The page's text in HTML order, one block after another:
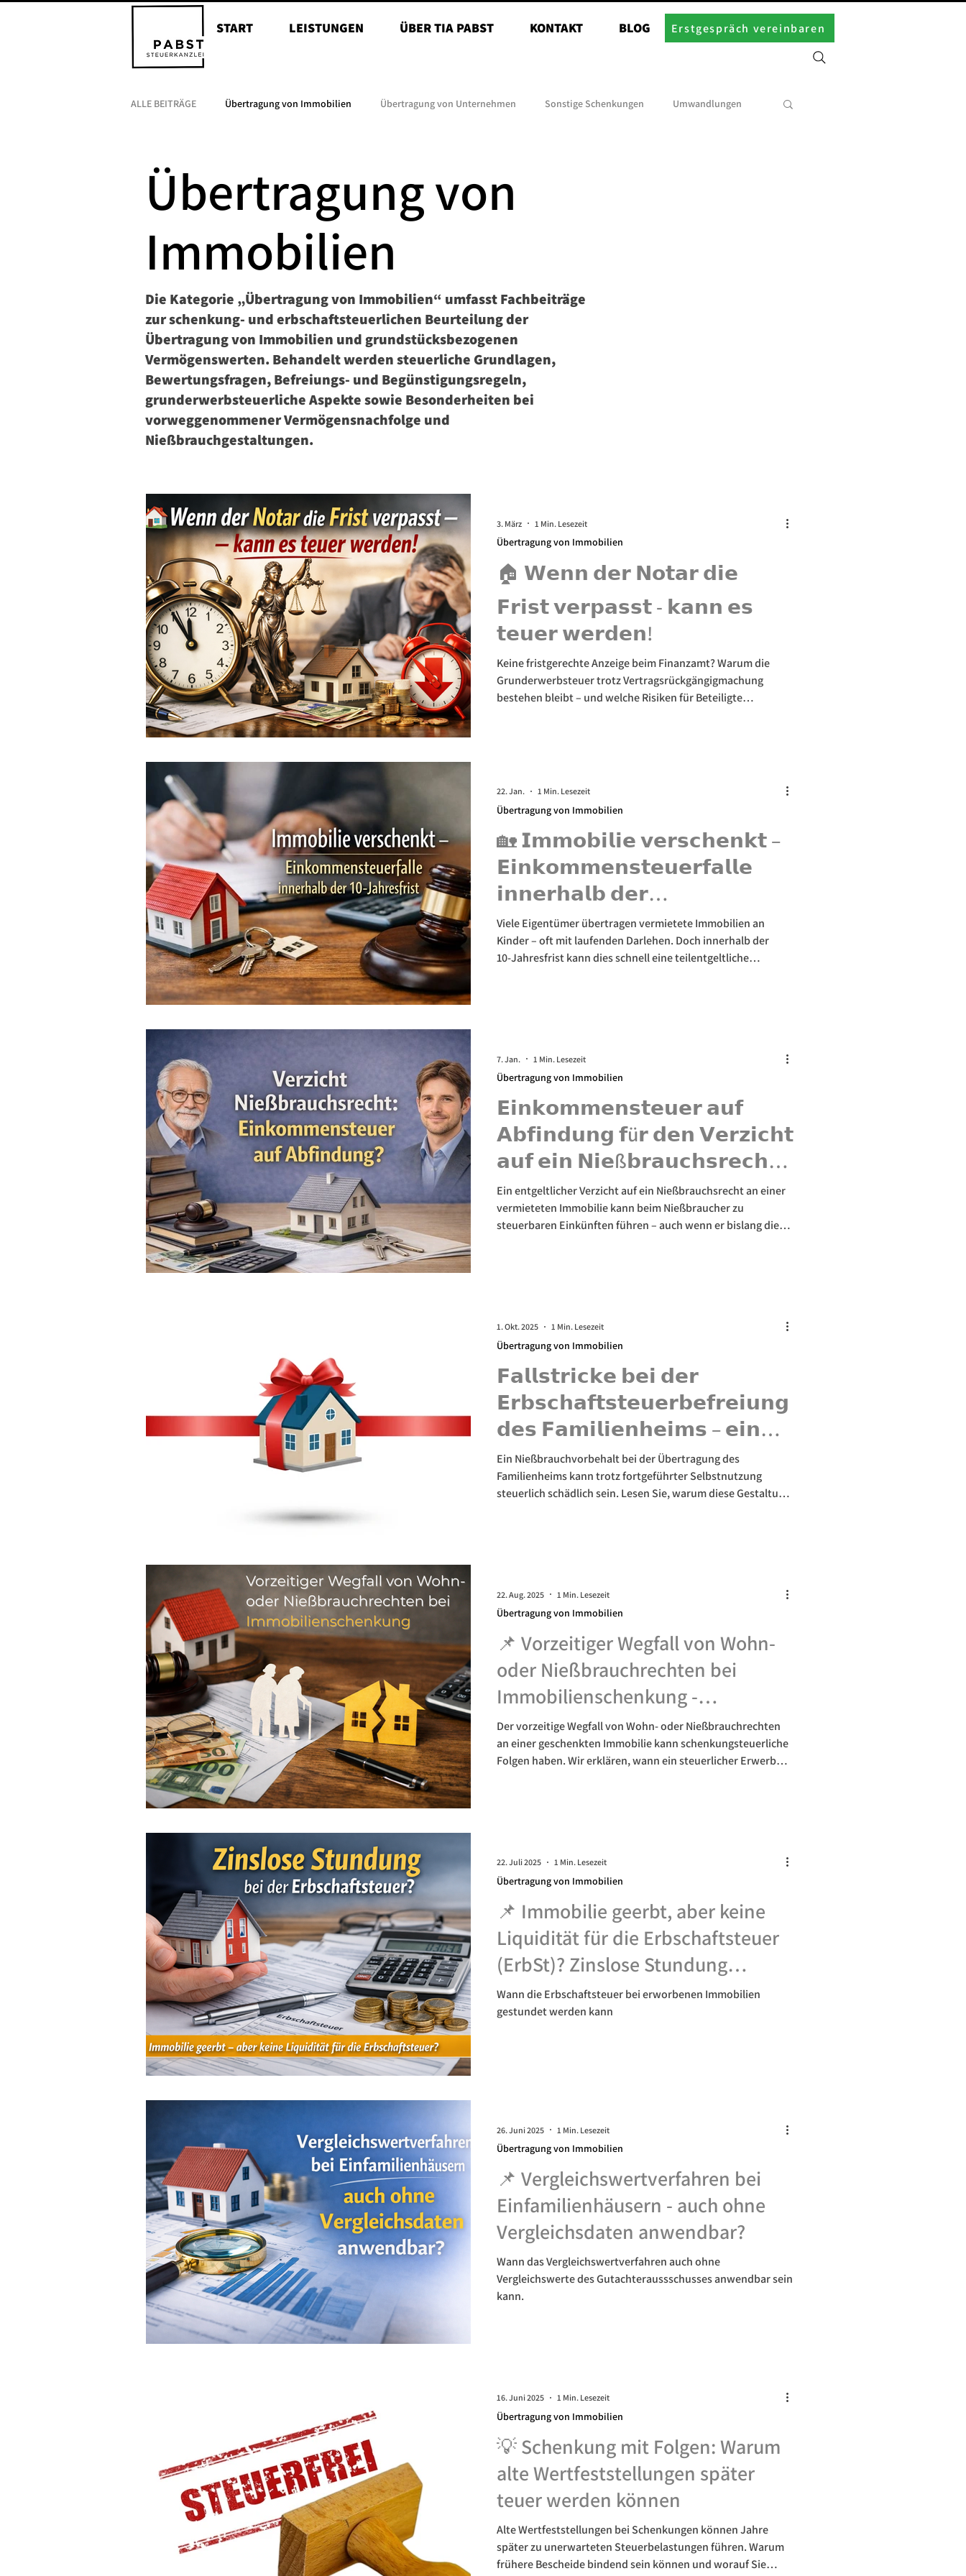
START LEISTUNGEN ÜBER TIA PABST KONTAKT BLOG Erstgespräch vereinbaren
ALLE BEITRÄGE Übertragung von Immobilien Übertragung von Unternehmen Sonstige Schenkungen Umwandlungen
Übertragung von
Immobilien
Die Kategorie „Übertragung von Immobilien“ umfasst Fachbeiträge
zur schenkung‑ und erbschaftsteuerlichen Beurteilung der
Übertragung von Immobilien und grundstücksbezogenen
Vermögenswerten. Behandelt werden steuerliche Grundlagen,
Bewertungsfragen, Befreiungs‑ und Begünstigungsregeln,
grunderwerbsteuerliche Aspekte sowie Besonderheiten bei
vorweggenommener Vermögensnachfolge und
Nießbrauchgestaltungen.
🏠 𝗪𝗲𝗻𝗻 𝗱𝗲𝗿 𝗡𝗼𝘁𝗮𝗿 𝗱𝗶𝗲
𝗙𝗿𝗶𝘀𝘁 𝘃𝗲𝗿𝗽𝗮𝘀𝘀𝘁 - 𝗸𝗮𝗻𝗻 𝗲𝘀
𝘁𝗲𝘂𝗲𝗿 𝘄𝗲𝗿𝗱𝗲𝗻!
Keine fristgerechte Anzeige beim Finanzamt? Warum die
Grunderwerbsteuer trotz Vertragsrückgängigmachung
bestehen bleibt – und welche Risiken für Beteiligte
Übertragung von Immobilien
3. März 1 Min. Lesezeit
🏡 𝗜𝗺𝗺𝗼𝗯𝗶𝗹𝗶𝗲 𝘃𝗲𝗿𝘀𝗰𝗵𝗲𝗻𝗸𝘁 –
𝗘𝗶𝗻𝗸𝗼𝗺𝗺𝗲𝗻𝘀𝘁𝗲𝘂𝗲𝗿𝗳𝗮𝗹𝗹𝗲
𝗶𝗻𝗻𝗲𝗿𝗵𝗮𝗹𝗯 𝗱𝗲𝗿
10‑𝗝𝗮𝗵𝗿𝗲𝘀𝗳𝗿𝗶𝘀𝘁
Viele Eigentümer übertragen vermietete Immobilien an
Kinder – oft mit laufenden Darlehen. Doch innerhalb der
10‑Jahresfrist kann dies schnell eine teilentgeltliche
Übertragung von Immobilien
22. Jan. 1 Min. Lesezeit
𝗘𝗶𝗻𝗸𝗼𝗺𝗺𝗲𝗻𝘀𝘁𝗲𝘂𝗲𝗿 𝗮𝘂𝗳
𝗔𝗯𝗳𝗶𝗻𝗱𝘂𝗻𝗴 𝗳ü𝗿 𝗱𝗲𝗻 𝗩𝗲𝗿𝘇𝗶𝗰𝗵𝘁
𝗮𝘂𝗳 𝗲𝗶𝗻 𝗡𝗶𝗲ß𝗯𝗿𝗮𝘂𝗰𝗵𝘀𝗿𝗲𝗰𝗵𝘁
𝗮𝗻 𝗜𝗺𝗺𝗼𝗯𝗶𝗹𝗶𝗲𝗻
Ein entgeltlicher Verzicht auf ein Nießbrauchsrecht an einer
vermieteten Immobilie kann beim Nießbraucher zu
steuerbaren Einkünften führen – auch wenn er bislang die
Übertragung von Immobilien
7. Jan. 1 Min. Lesezeit
𝗙𝗮𝗹𝗹𝘀𝘁𝗿𝗶𝗰𝗸𝗲 𝗯𝗲𝗶 𝗱𝗲𝗿
𝗘𝗿𝗯𝘀𝗰𝗵𝗮𝗳𝘁𝘀𝘁𝗲𝘂𝗲𝗿𝗯𝗲𝗳𝗿𝗲𝗶𝘂𝗻𝗴
𝗱𝗲𝘀 𝗙𝗮𝗺𝗶𝗹𝗶𝗲𝗻𝗵𝗲𝗶𝗺𝘀 – 𝗲𝗶𝗻
𝗣𝗿𝗮𝘅𝗶𝘀𝗳𝗮𝗹𝗹 🏠⚖️
Ein Nießbrauchvorbehalt bei der Übertragung des
Familienheims kann trotz fortgeführter Selbstnutzung
steuerlich schädlich sein. Lesen Sie, warum diese Gestaltung
Übertragung von Immobilien
1. Okt. 2025 1 Min. Lesezeit
📌 Vorzeitiger Wegfall von Wohn-
oder Nießbrauchrechten bei
Immobilienschenkung -
schenkungsteuerliche Risiken
nicht unterschätzen!
Der vorzeitige Wegfall von Wohn‑ oder Nießbrauchrechten
an einer geschenkten Immobilie kann schenkungsteuerliche
Folgen haben. Wir erklären, wann ein steuerlicher Erwerb
Übertragung von Immobilien
22. Aug. 2025 1 Min. Lesezeit
📌 Immobilie geerbt, aber keine
Liquidität für die Erbschaftsteuer
(ErbSt)? Zinslose Stundung
prüfen!
Wann die Erbschaftsteuer bei erworbenen Immobilien
gestundet werden kann
Übertragung von Immobilien
22. Juli 2025 1 Min. Lesezeit
📌 Vergleichswertverfahren bei
Einfamilienhäusern - auch ohne
Vergleichsdaten anwendbar?
Wann das Vergleichswertverfahren auch ohne
Vergleichswerte des Gutachteraussschusses anwendbar sein
kann.
Übertragung von Immobilien
26. Juni 2025 1 Min. Lesezeit
💡 Schenkung mit Folgen: Warum
alte Wertfeststellungen später
teuer werden können
Alte Wertfeststellungen bei Schenkungen können Jahre
später zu unerwarteten Steuerbelastungen führen. Warum
frühere Bescheide bindend sein können und worauf Sie
Übertragung von Immobilien
16. Juni 2025 1 Min. Lesezeit